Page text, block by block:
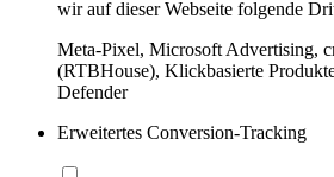
wir auf dieser Webseite folgende
Meta-Pixel, Microsoft Advertising,
(RTBHouse), Klickbasierte
Defender
Erweitertes Conversion-Tracking